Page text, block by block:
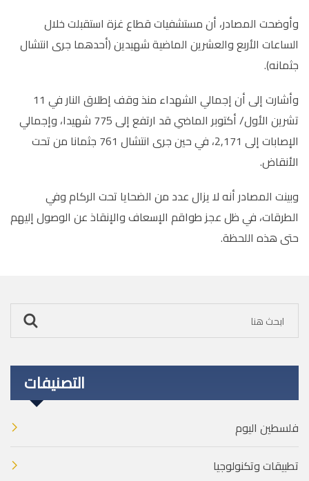
وأوضحت المصادر، أن مستشفيات قطاع غزة استقبلت خلال
الساعات الأربع والعشرين الماضية شهيدين (أحدهما جرى انتشال
جثمانه).
وأشارت إلى أن إجمالي الشهداء منذ وقف إطلاق النار في 11
تشرين الأول/ أكتوبر الماضي قد ارتفع إلى 775 شهيدا، وإجمالي
الإصابات إلى 2,171، في حين جرى انتشال 761 جثمانا من تحت
الأنقاض.
وبينت المصادر أنه لا يزال عدد من الضحايا تحت الركام وفي
الطرقات، في ظل عجز طواقم الإسعاف والإنقاذ عن الوصول إليهم
حتى هذه اللحظة.
التصنيفات
فلسطين اليوم
تطبيقات وتكنولوجيا